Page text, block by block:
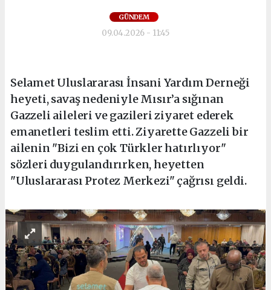
GÜNDEM
09.04.2026 - 11:45
Selamet Uluslararası İnsani Yardım Derneği
heyeti, savaş nedeniyle Mısır’a sığınan
Gazzeli aileleri ve gazileri ziyaret ederek
emanetleri teslim etti. Ziyarette Gazzeli bir
ailenin "Bizi en çok Türkler hatırlıyor"
sözleri duygulandırırken, heyetten
"Uluslararası Protez Merkezi" çağrısı geldi.